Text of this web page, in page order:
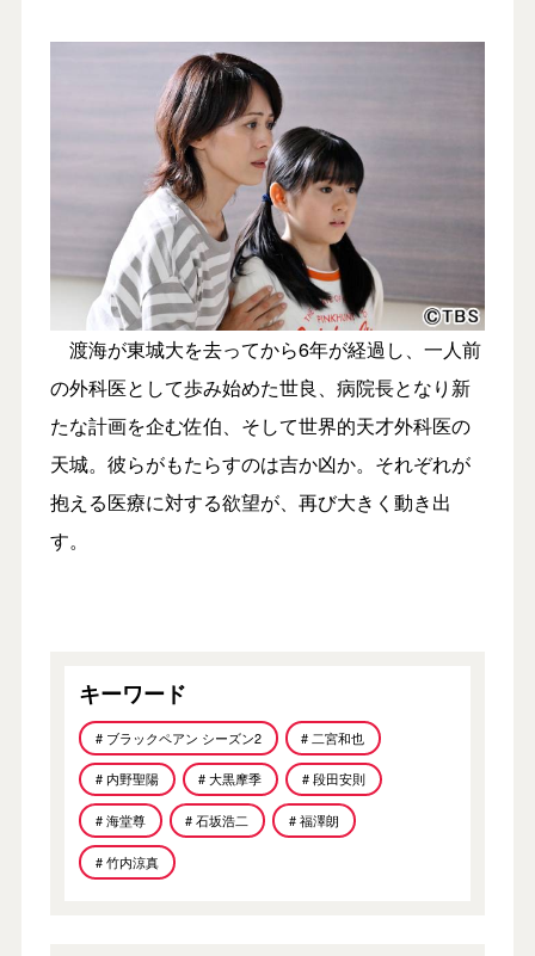
渡海が東城大を去ってから6年が経過し、一人前
の外科医として歩み始めた世良、病院長となり新
たな計画を企む佐伯、そして世界的天才外科医の
天城。彼らがもたらすのは吉か凶か。それぞれが
抱える医療に対する欲望が、再び大きく動き出
す。
キーワード
# ブラックペアン シーズン2 # 二宮和也
# 内野聖陽 # 大黒摩季 # 段田安則
# 海堂尊 # 石坂浩二 # 福澤朗
# 竹内涼真